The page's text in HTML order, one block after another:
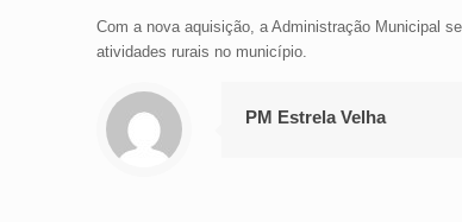
Com a nova aquisição, a Administração Municipal
atividades rurais no município.
PM Estrela Velha